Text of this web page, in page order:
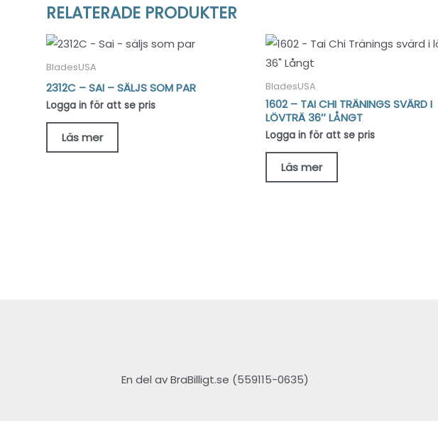
RELATERADE PRODUKTER
BladesUSA
2312C – SAI – SÄLJS SOM PAR
Logga in för att se pris
Läs mer
BladesUSA
1602 – TAI CHI TRÄNINGS SVÄRD I
LÖVTRÄ 36″ LÅNGT
Logga in för att se pris
Läs mer
En del av BraBilligt.se (559115-0635)